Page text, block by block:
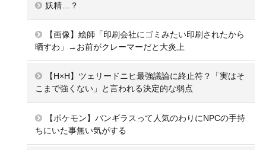
妖精…？
【画像】絵師「印刷会社にゴミみたい印刷されたから
晒すわ」→お前がクレーマーだと大炎上
【H×H】ツェリードニヒ最強議論に終止符？「実はそ
こまで強くない」と言われる決定的な弱点
【ポケモン】バンギラスって人気のわりにNPCの手持
ちにいた事無い気がする